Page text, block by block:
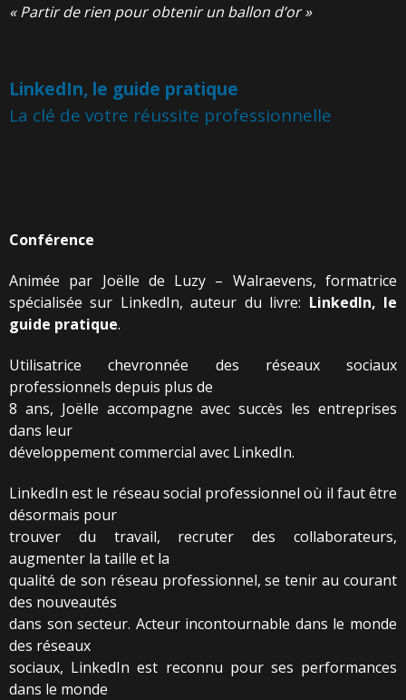
« Partir de rien pour obtenir un ballon d’or »
LinkedIn, le guide pratique
La clé de votre réussite professionnelle
Conférence
Animée par Joëlle de Luzy – Walraevens, formatrice
spécialisée sur LinkedIn, auteur du livre: LinkedIn, le
guide pratique.
Utilisatrice chevronnée des réseaux sociaux
professionnels depuis plus de
8 ans, Joëlle accompagne avec succès les entreprises
dans leur
développement commercial avec LinkedIn.
LinkedIn est le réseau social professionnel où il faut être
désormais pour
trouver du travail, recruter des collaborateurs,
augmenter la taille et la
qualité de son réseau professionnel, se tenir au courant
des nouveautés
dans son secteur. Acteur incontournable dans le monde
des réseaux
sociaux, LinkedIn est reconnu pour ses performances
dans le monde